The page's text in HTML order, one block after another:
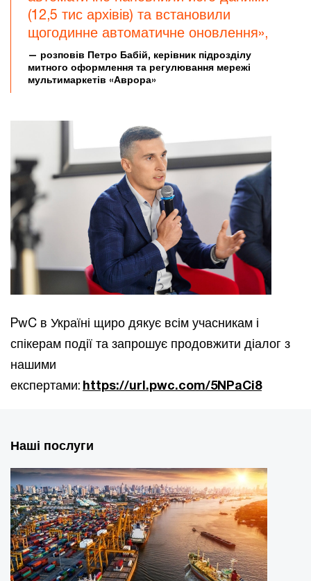
(12,5 тис архівів) та встановили
щогодинне автоматичне оновлення»,
— розповів Петро Бабій, керівник підрозділу
митного оформлення та регулювання мережі
мультимаркетів «Аврора»
PwC в Україні щиро дякує всім учасникам і
спікерам події та запрошує продовжити діалог з
нашими
експертами: https://url.pwc.com/5NPaCi8
Наші послуги